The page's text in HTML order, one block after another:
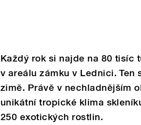
Každý rok si najde na 80 tisíc
v areálu zámku v Lednici.
zimě. Právě v nechladnějším
unikátní tropické klima
250 exotických rostlin.